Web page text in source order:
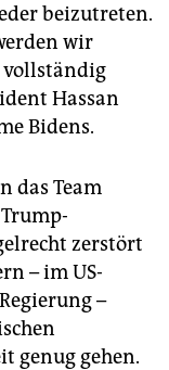
beizutreten.
wir
vollständig
Hassan
Bidens.
das Team
zerstört
– im US-
–
genug gehen.